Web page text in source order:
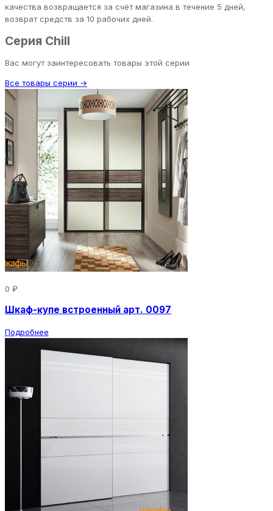
качества возвращается за счёт магазина в течение 5 дней,
возврат средств за 10 рабочих дней.
Серия Chill
Вас могут заинтересовать товары этой серии
Все товары серии →
0 ₽
Шкаф-купе встроенный арт. 0097
Подробнее